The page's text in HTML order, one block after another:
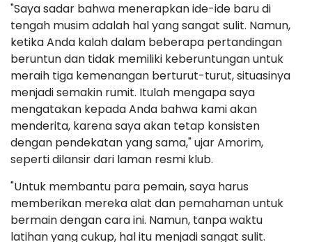
"Saya sadar bahwa menerapkan ide-ide baru di
tengah musim adalah hal yang sangat sulit. Namun,
ketika Anda kalah dalam beberapa pertandingan
beruntun dan tidak memiliki keberuntungan untuk
meraih tiga kemenangan berturut-turut, situasinya
menjadi semakin rumit. Itulah mengapa saya
mengatakan kepada Anda bahwa kami akan
menderita, karena saya akan tetap konsisten
dengan pendekatan yang sama," ujar Amorim,
seperti dilansir dari laman resmi klub.
"Untuk membantu para pemain, saya harus
memberikan mereka alat dan pemahaman untuk
bermain dengan cara ini. Namun, tanpa waktu
latihan yang cukup, hal itu menjadi sangat sulit.